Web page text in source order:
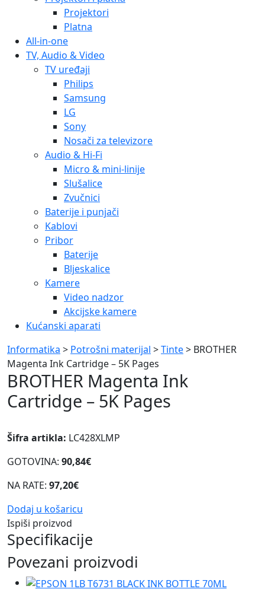
Projektori
Platna
All-in-one
TV, Audio & Video
TV uređaji
Philips
Samsung
LG
Sony
Nosači za televizore
Audio & Hi-Fi
Micro & mini-linije
Slušalice
Zvučnici
Baterije i punjači
Kablovi
Pribor
Baterije
Bljeskalice
Kamere
Video nadzor
Akcijske kamere
Kućanski aparati
Informatika > Potrošni materijal >Tinte> BROTHER
Magenta Ink Cartridge – 5K Pages
BROTHER Magenta Ink
Cartridge – 5K Pages
Šifra artikla: LC428XLMP
GOTOVINA: 90,84€
NA RATE: 97,20€
Dodaj u košaricu
Ispiši proizvod
Specifikacije
Povezani proizvodi